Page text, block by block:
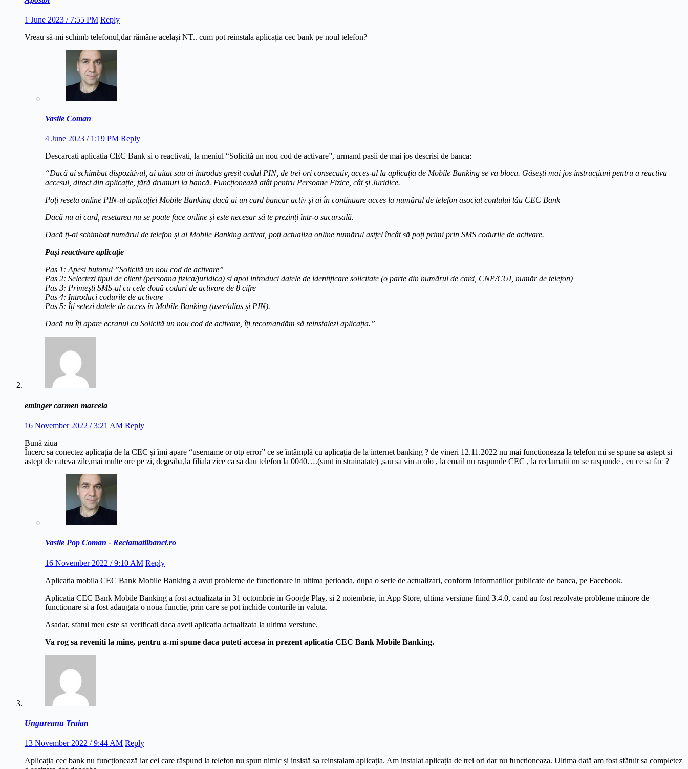
1 June 2023 / 7:55 PM Reply
Vreau să-mi schimb telefonul,dar rămâne același NT.. cum pot reinstala aplicația cec bank pe noul telefon?
Vasile Coman
4 June 2023 / 1:19 PM Reply
Descarcati aplicatia CEC Bank si o reactivati, la meniul “Solicită un nou cod de activare”, urmand pasii de mai jos descrisi de banca:
“Dacă ai schimbat dispozitivul, ai uitat sau ai introdus greșit codul PIN, de trei ori consecutiv, acces-ul la aplicația de Mobile Banking se va bloca. Găsești mai jos instrucțiuni pentru a reactiva
accesul, direct din aplicație, fără drumuri la bancă. Funcționează atât pentru Persoane Fizice, cât și Juridice.
Poți reseta online PIN-ul aplicației Mobile Banking dacă ai un card bancar activ și ai în continuare acces la numărul de telefon asociat contului tău CEC Bank
Dacă nu ai card, resetarea nu se poate face online și este necesar să te prezinți într-o sucursală.
Dacă ți-ai schimbat numărul de telefon și ai Mobile Banking activat, poți actualiza online numărul astfel încât să poți primi prin SMS codurile de activare.
Pași reactivare aplicație
Pas 1: Apeși butonul ”Solicită un nou cod de activare”
Pas 2: Selectezi tipul de client (persoana fizica/juridica) si apoi introduci datele de identificare solicitate (o parte din numărul de card, CNP/CUI, număr de telefon)
Pas 3: Primești SMS-ul cu cele două coduri de activare de 8 cifre
Pas 4: Introduci codurile de activare
Pas 5: Îți setezi datele de acces în Mobile Banking (user/alias și PIN).
Dacă nu îți apare ecranul cu Solicită un nou cod de activare, îți recomandăm să reinstalezi aplicația.”
eminger carmen marcela
16 November 2022 / 3:21 AM Reply
Bună ziua
Încerc sa conectez aplicația de la CEC și îmi apare “username or otp error” ce se întâmplă cu aplicația de la internet banking ? de vineri 12.11.2022 nu mai functioneaza la telefon mi se spune sa astept si
astept de cateva zile,mai multe ore pe zi, degeaba,la filiala zice ca sa dau telefon la 0040….(sunt in strainatate) ,sau sa vin acolo , la email nu raspunde CEC , la reclamatii nu se raspunde , eu ce sa fac ?
Vasile Pop Coman - Reclamatiibanci.ro
16 November 2022 / 9:10 AM Reply
Aplicatia mobila CEC Bank Mobile Banking a avut probleme de functionare in ultima perioada, dupa o serie de actualizari, conform informatiilor publicate de banca, pe Facebook.
Aplicatia CEC Bank Mobile Banking a fost actualizata in 31 octombrie in Google Play, si 2 noiembrie, in App Store, ultima versiune fiind 3.4.0, cand au fost rezolvate probleme minore de
functionare si a fost adaugata o noua functie, prin care se pot inchide conturile in valuta.
Asadar, sfatul meu este sa verificati daca aveti aplicatia actualizata la ultima versiune.
Va rog sa reveniti la mine, pentru a-mi spune daca puteti accesa in prezent aplicatia CEC Bank Mobile Banking.
Ungureanu Traian
13 November 2022 / 9:44 AM Reply
Aplicația cec bank nu funcționează iar cei care răspund la telefon nu spun nimic și insistă sa reinstalam aplicația. Am instalat aplicația de trei ori dar nu functioneaza. Ultima dată am fost sfătuit sa completez